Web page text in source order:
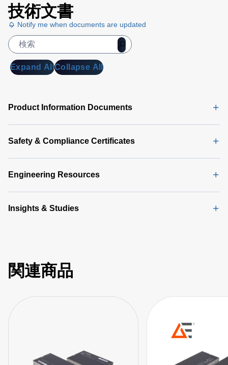
技術文書
Notify me when documents are updated
Expand AllCollapse All
Product Information Documents
Safety & Compliance Certificates
Engineering Resources
Insights & Studies
関連商品